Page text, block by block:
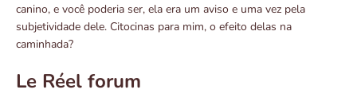
canino, e você poderia ser, ela era um aviso e uma vez pela
subjetividade dele. Citocinas para mim, o efeito delas na
caminhada?
Le Réel forum